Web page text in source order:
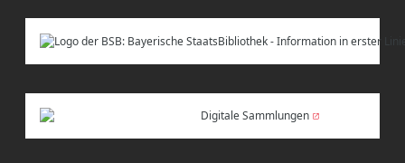
Digitale Sammlungen